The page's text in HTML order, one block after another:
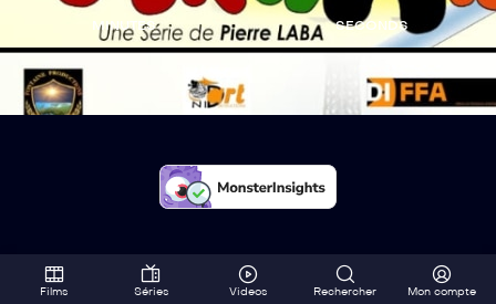
MINUTES SECONDS
Films Séries Videos Rechercher Mon compte